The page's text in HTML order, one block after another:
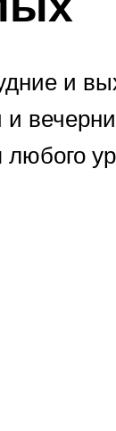
и
и